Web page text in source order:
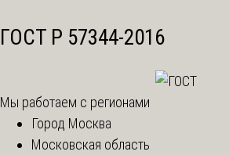
ГОСТ Р 57344-2016
Мы работаем с регионами
Город Москва
Московская область